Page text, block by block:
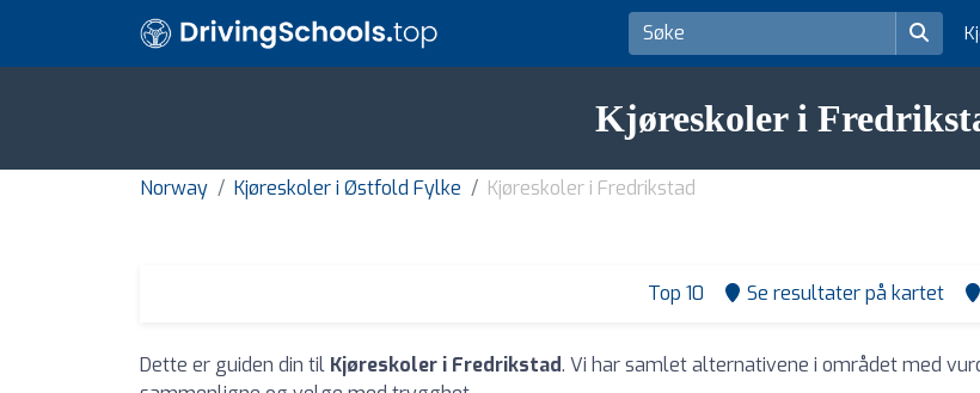
Kjøreskoler i
Norway Kjøreskoler i Østfold Fylke Kjøreskoler i Fredrikstad
Top 10 Se resultater på kartet
Dette er guiden din til Kjøreskoler i Fredrikstad. Vi har samlet alternativene i området med